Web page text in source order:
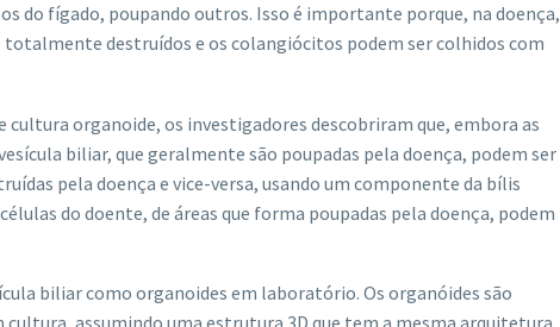
do fígado, poupando outros. Isso é importante porque, na doença,
destruídos e os colangiócitos podem ser colhidos com
cultura organoide, os investigadores descobriram que, embora as
biliar, que geralmente são poupadas pela doença, podem ser
pela doença e vice-versa, usando um componente da bílis
do doente, de áreas que forma poupadas pela doença, podem
biliar como organoides em laboratório. Os organóides são